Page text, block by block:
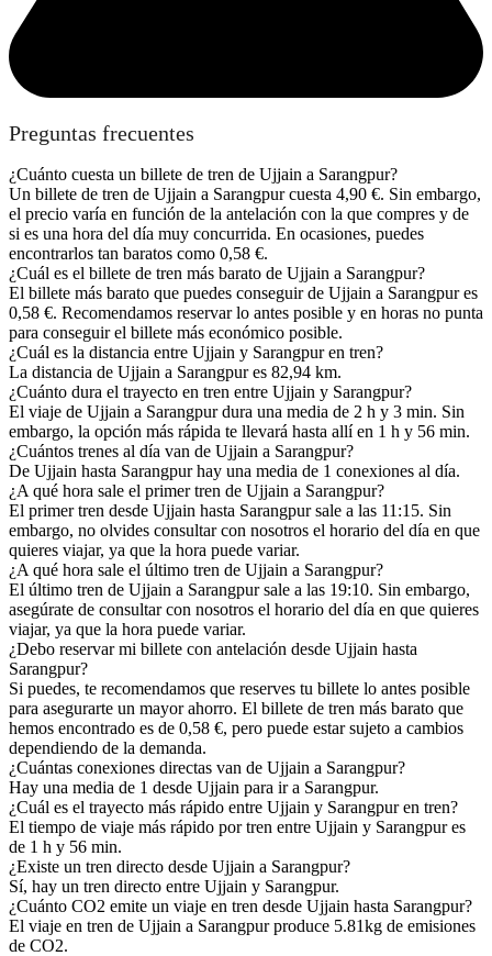
Preguntas frecuentes
¿Cuánto cuesta un billete de tren de Ujjain a Sarangpur?
Un billete de tren de Ujjain a Sarangpur cuesta 4,90 €. Sin embargo,
el precio varía en función de la antelación con la que compres y de
si es una hora del día muy concurrida. En ocasiones, puedes
encontrarlos tan baratos como 0,58 €.
¿Cuál es el billete de tren más barato de Ujjain a Sarangpur?
El billete más barato que puedes conseguir de Ujjain a Sarangpur es
0,58 €. Recomendamos reservar lo antes posible y en horas no punta
para conseguir el billete más económico posible.
¿Cuál es la distancia entre Ujjain y Sarangpur en tren?
La distancia de Ujjain a Sarangpur es 82,94 km.
¿Cuánto dura el trayecto en tren entre Ujjain y Sarangpur?
El viaje de Ujjain a Sarangpur dura una media de 2 h y 3 min. Sin
embargo, la opción más rápida te llevará hasta allí en 1 h y 56 min.
¿Cuántos trenes al día van de Ujjain a Sarangpur?
De Ujjain hasta Sarangpur hay una media de 1 conexiones al día.
¿A qué hora sale el primer tren de Ujjain a Sarangpur?
El primer tren desde Ujjain hasta Sarangpur sale a las 11:15. Sin
embargo, no olvides consultar con nosotros el horario del día en que
quieres viajar, ya que la hora puede variar.
¿A qué hora sale el último tren de Ujjain a Sarangpur?
El último tren de Ujjain a Sarangpur sale a las 19:10. Sin embargo,
asegúrate de consultar con nosotros el horario del día en que quieres
viajar, ya que la hora puede variar.
¿Debo reservar mi billete con antelación desde Ujjain hasta
Sarangpur?
Si puedes, te recomendamos que reserves tu billete lo antes posible
para asegurarte un mayor ahorro. El billete de tren más barato que
hemos encontrado es de 0,58 €, pero puede estar sujeto a cambios
dependiendo de la demanda.
¿Cuántas conexiones directas van de Ujjain a Sarangpur?
Hay una media de 1 desde Ujjain para ir a Sarangpur.
¿Cuál es el trayecto más rápido entre Ujjain y Sarangpur en tren?
El tiempo de viaje más rápido por tren entre Ujjain y Sarangpur es
de 1 h y 56 min.
¿Existe un tren directo desde Ujjain a Sarangpur?
Sí, hay un tren directo entre Ujjain y Sarangpur.
¿Cuánto CO2 emite un viaje en tren desde Ujjain hasta Sarangpur?
El viaje en tren de Ujjain a Sarangpur produce 5.81kg de emisiones
de CO2.